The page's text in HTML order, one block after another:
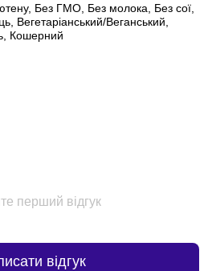
Без ГМО, Без молока, Без сої,
Вегетаріанський/Веганський,
Кошерний
перший відгук
відгук